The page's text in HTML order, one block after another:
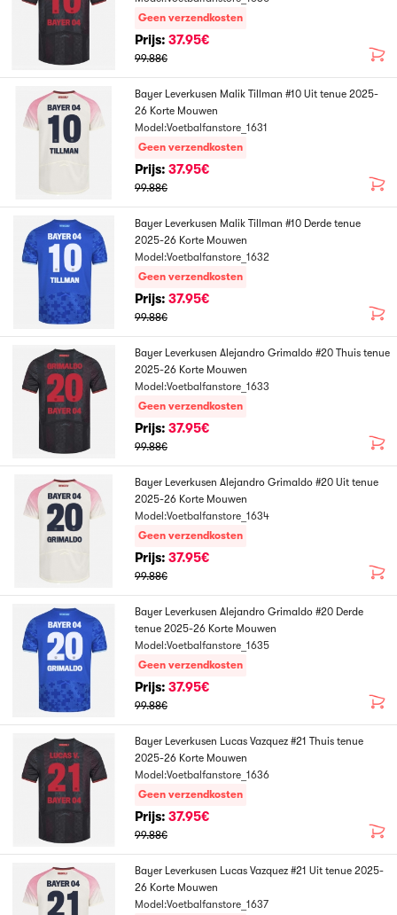
Geen verzendkosten
Prijs: 37.95€
99.88€
Bayer Leverkusen Malik Tillman #10 Uit tenue 2025-
26 Korte Mouwen
Model:Voetbalfanstore_1631
Geen verzendkosten
Prijs: 37.95€
99.88€
Bayer Leverkusen Malik Tillman #10 Derde tenue
2025-26 Korte Mouwen
Model:Voetbalfanstore_1632
Geen verzendkosten
Prijs: 37.95€
99.88€
Bayer Leverkusen Alejandro Grimaldo #20 Thuis tenue
2025-26 Korte Mouwen
Model:Voetbalfanstore_1633
Geen verzendkosten
Prijs: 37.95€
99.88€
Bayer Leverkusen Alejandro Grimaldo #20 Uit tenue
2025-26 Korte Mouwen
Model:Voetbalfanstore_1634
Geen verzendkosten
Prijs: 37.95€
99.88€
Bayer Leverkusen Alejandro Grimaldo #20 Derde
tenue 2025-26 Korte Mouwen
Model:Voetbalfanstore_1635
Geen verzendkosten
Prijs: 37.95€
99.88€
Bayer Leverkusen Lucas Vazquez #21 Thuis tenue
2025-26 Korte Mouwen
Model:Voetbalfanstore_1636
Geen verzendkosten
Prijs: 37.95€
99.88€
Bayer Leverkusen Lucas Vazquez #21 Uit tenue 2025-
26 Korte Mouwen
Model:Voetbalfanstore_1637